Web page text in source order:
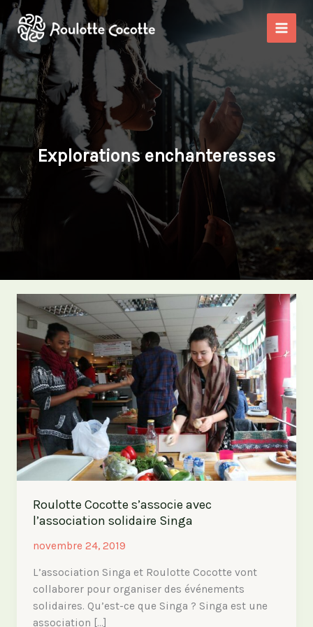
Aller
au
contenu
Explorations enchanteresses
Roulotte Cocotte s’associe avec
l’association solidaire Singa
novembre 24, 2019
L’association Singa et Roulotte Cocotte vont
collaborer pour organiser des événements
solidaires. Qu’est-ce que Singa ? Singa est une
association […]